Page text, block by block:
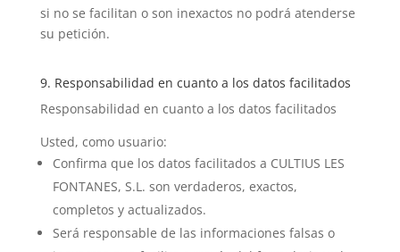
si no se facilitan o son inexactos no podrá atenderse
su petición.
9. Responsabilidad en cuanto a los datos facilitados
Responsabilidad en cuanto a los datos facilitados
Usted, como usuario:
Confirma que los datos facilitados a CULTIUS LES
FONTANES, S.L. son verdaderos, exactos,
completos y actualizados.
Será responsable de las informaciones falsas o